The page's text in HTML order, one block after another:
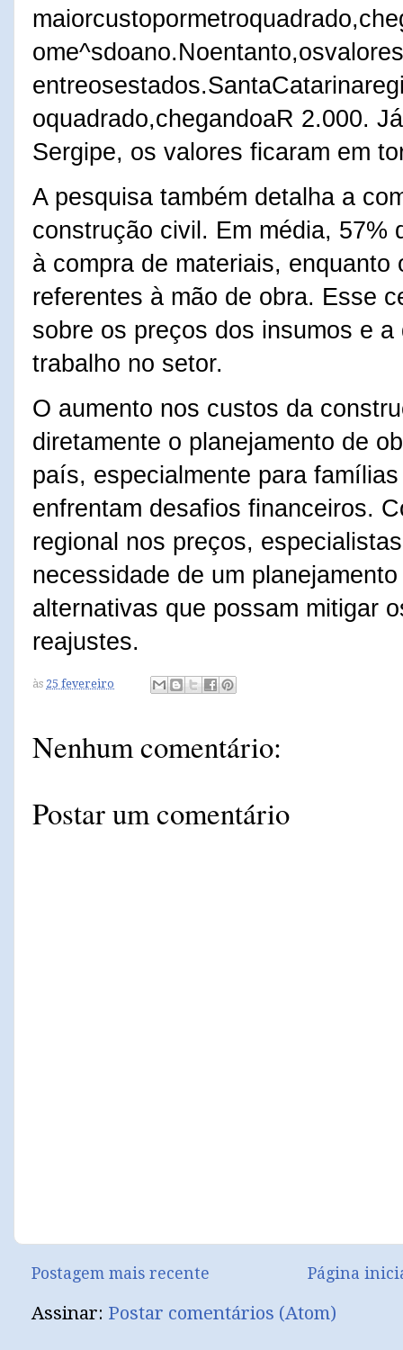
oquadrado,chegandoaR 2.000.
Sergipe, os valores ficaram em
A pesquisa também detalha a
construção civil. Em média, 57%
à compra de materiais, enquanto
referentes à mão de obra. Esse
sobre os preços dos insumos e
trabalho no setor.
O aumento nos custos da
diretamente o planejamento de
país, especialmente para
enfrentam desafios financeiros.
regional nos preços,
necessidade de um
alternativas que possam mitigar
reajustes.
às 25 fevereiro
Nenhum comentário:
Postar um comentário
Postagem mais recente Página
Assinar: Postar comentários (Atom)